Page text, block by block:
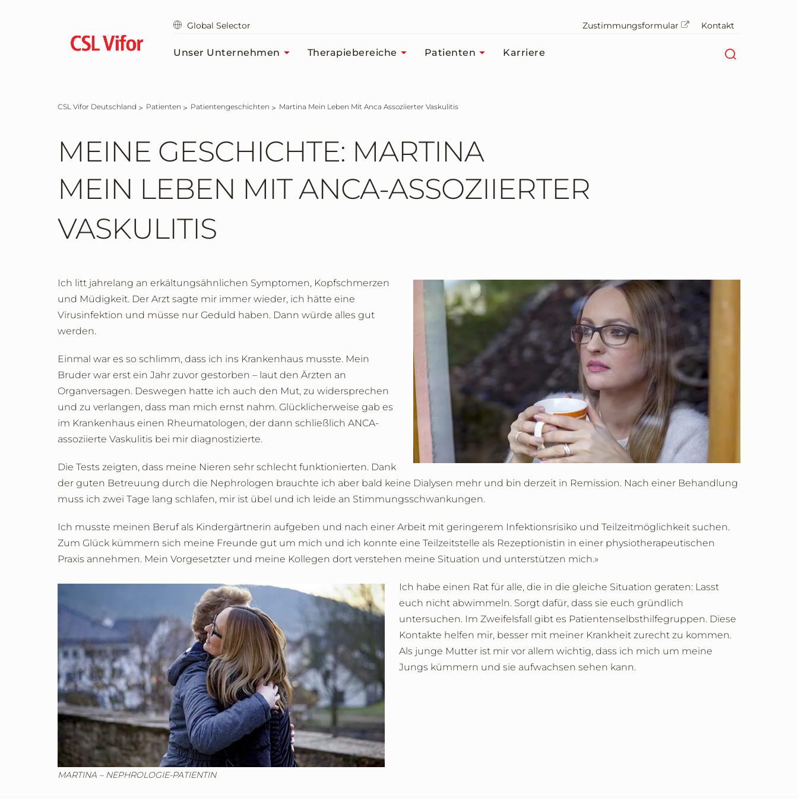
Global Selector Zustimmungsformular Kontakt
Unser Unternehmen Therapiebereiche Patienten Karriere
CSL Vifor Deutschland Patienten Patientengeschichten Martina Mein Leben Mit Anca Assoziierter Vaskulitis
MEINE GESCHICHTE: MARTINA
MEIN LEBEN MIT ANCA-ASSOZIIERTER
VASKULITIS
Ich litt jahrelang an erkältungsähnlichen Symptomen, Kopfschmerzen
und Müdigkeit. Der Arzt sagte mir immer wieder, ich hätte eine
Virusinfektion und müsse nur Geduld haben. Dann würde alles gut
werden.
Einmal war es so schlimm, dass ich ins Krankenhaus musste. Mein
Bruder war erst ein Jahr zuvor gestorben – laut den Ärzten an
Organversagen. Deswegen hatte ich auch den Mut, zu widersprechen
und zu verlangen, dass man mich ernst nahm. Glücklicherweise gab es
im Krankenhaus einen Rheumatologen, der dann schließlich ANCA-
assoziierte Vaskulitis bei mir diagnostizierte.
Die Tests zeigten, dass meine Nieren sehr schlecht funktionierten. Dank
der guten Betreuung durch die Nephrologen brauchte ich aber bald keine Dialysen mehr und bin derzeit in Remission. Nach einer Behandlung
muss ich zwei Tage lang schlafen, mir ist übel und ich leide an Stimmungsschwankungen.
Ich musste meinen Beruf als Kindergärtnerin aufgeben und nach einer Arbeit mit geringerem Infektionsrisiko und Teilzeitmöglichkeit suchen.
Zum Glück kümmern sich meine Freunde gut um mich und ich konnte eine Teilzeitstelle als Rezeptionistin in einer physiotherapeutischen
Praxis annehmen. Mein Vorgesetzter und meine Kollegen dort verstehen meine Situation und unterstützen mich.»
MARTINA – NEPHROLOGIE-PATIENTIN
Ich habe einen Rat für alle, die in die gleiche Situation geraten: Lasst
euch nicht abwimmeln. Sorgt dafür, dass sie euch gründlich
untersuchen. Im Zweifelsfall gibt es Patientenselbsthilfegruppen. Diese
Kontakte helfen mir, besser mit meiner Krankheit zurecht zu kommen.
Als junge Mutter ist mir vor allem wichtig, dass ich mich um meine
Jungs kümmern und sie aufwachsen sehen kann.